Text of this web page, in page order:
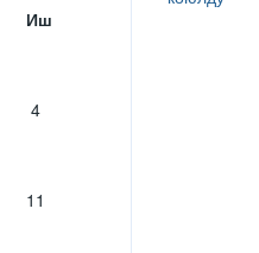
Иш
4
11